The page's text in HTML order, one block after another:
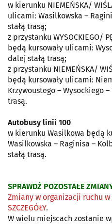
w kierunku NIEMEŃSKA/
ulicami: Wasilkowska –
stałą trasą;
z przystanku WYSOCKIEGO/
będą kursowały ulicami:
dalej stałą trasą;
z przystanku NIEMEŃSKA/
będą kursowały ulicami:
Krzywoustego – Wysockiego
trasą.
Autobusy linii 100
w kierunku Wasilkowa będą
Wasilkowska – Raginisa –
stałą trasą.
SPRAWDŹ POZOSTAŁE
Zmiany w organizacji ruchu
SZCZEGÓŁY.
W wielu miejscach zostanie